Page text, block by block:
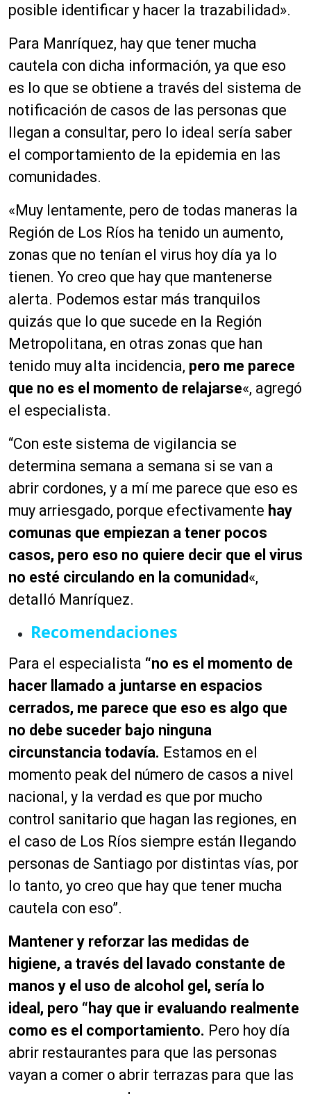
posible identificar y hacer la trazabilidad».
Para Manríquez, hay que tener mucha
cautela con dicha información, ya que eso
es lo que se obtiene a través del sistema de
notificación de casos de las personas que
llegan a consultar, pero lo ideal sería saber
el comportamiento de la epidemia en las
comunidades.
«Muy lentamente, pero de todas maneras la
Región de Los Ríos ha tenido un aumento,
zonas que no tenían el virus hoy día ya lo
tienen. Yo creo que hay que mantenerse
alerta. Podemos estar más tranquilos
quizás que lo que sucede en la Región
Metropolitana, en otras zonas que han
tenido muy alta incidencia, pero me parece
que no es el momento de relajarse«, agregó
el especialista.
“Con este sistema de vigilancia se
determina semana a semana si se van a
abrir cordones, y a mí me parece que eso es
muy arriesgado, porque efectivamente hay
comunas que empiezan a tener pocos
casos, pero eso no quiere decir que el virus
no esté circulando en la comunidad«,
detalló Manríquez.
Recomendaciones
Para el especialista “no es el momento de
hacer llamado a juntarse en espacios
cerrados, me parece que eso es algo que
no debe suceder bajo ninguna
circunstancia todavía. Estamos en el
momento peakdel número de casos a nivel
nacional, y la verdad es que por mucho
control sanitario que hagan las regiones, en
el caso de Los Ríos siempre están llegando
personas de Santiago por distintas vías, por
lo tanto, yo creo que hay que tener mucha
cautela con eso”.
Mantener y reforzar las medidas de
higiene, a través del lavado constante de
manos y el uso de alcohol gel, sería lo
ideal, pero “hay que ir evaluando realmente
como es el comportamiento. Pero hoy día
abrir restaurantes para que las personas
vayan a comer o abrir terrazas para que las